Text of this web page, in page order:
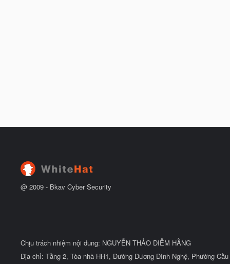
@ 2009 - Bkav Cyber Security
Chịu trách nhiệm nội dung: NGUYỄN THẢO DIỄM HẰNG
Địa chỉ: Tầng 2, Tòa nhà HH1, Đường Dương Đình Nghệ, Phường